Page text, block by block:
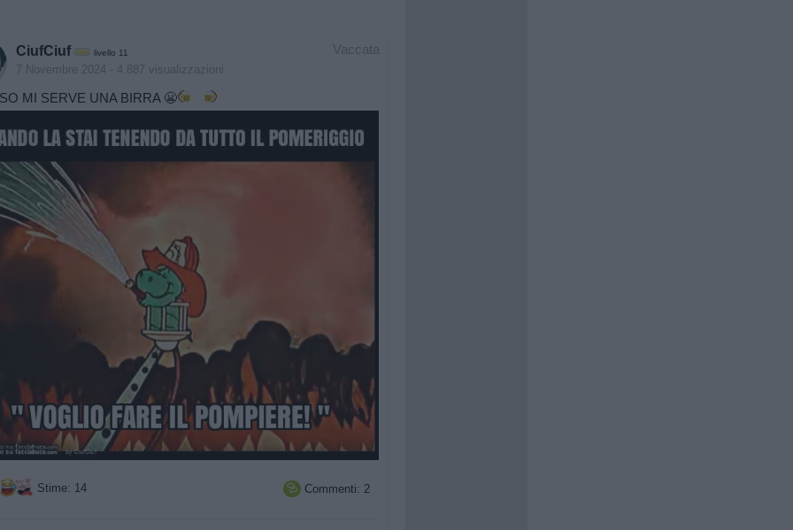
Vaccata
CiufCiuf livello 11
7 Novembre 2024 - 4.887 visualizzazioni
MI SERVE UNA BIRRA 😬
Stime: 14  Commenti: 2